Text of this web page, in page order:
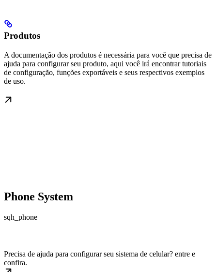
Produtos
A documentação dos produtos é necessária para você que precisa de
ajuda para configurar seu produto, aqui você irá encontrar tutoriais
de configuração, funções exportáveis e seus respectivos exemplos
de uso.
Phone System
sqh_phone
Precisa de ajuda para configurar seu sistema de celular? entre e
confira.